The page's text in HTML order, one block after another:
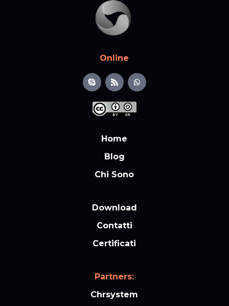
Online
Home
Blog
Chi Sono
Download
Contatti
Certificati
Partners:
Chrsystem